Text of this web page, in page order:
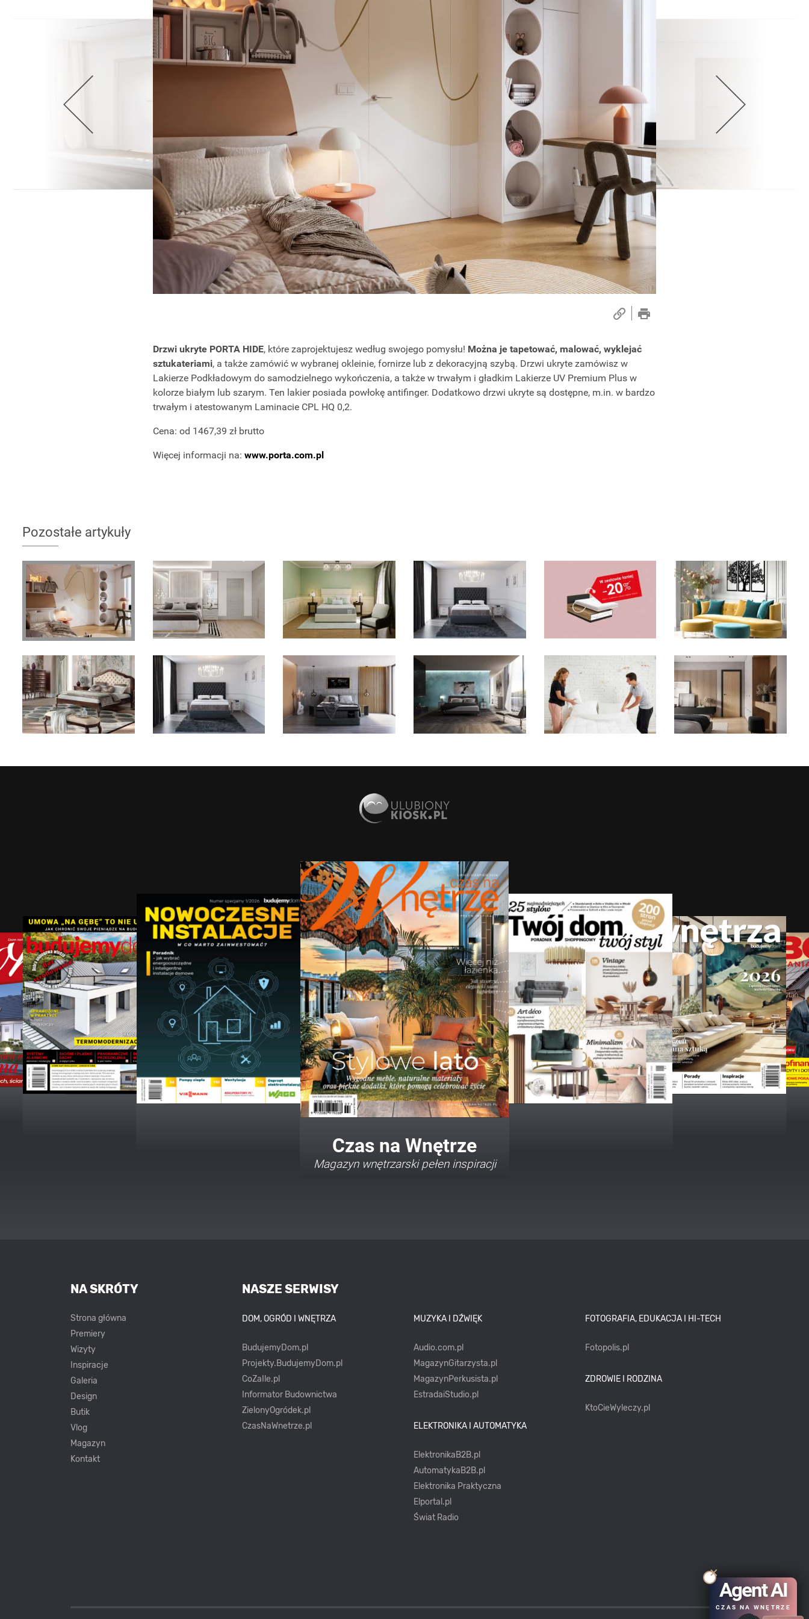
Wellnes
DIY
Drzwi ukryte PORTA HIDE, które zaprojektujesz według swojego pomysłu! Można je tapetować, malować, wyklejać
sztukateriami, a także zamówić w wybranej okleinie, fornirze lub z dekoracyjną szybą. Drzwi ukryte zamówisz w
Lakierze Podkładowym do samodzielnego wykończenia, a także w trwałym i gładkim Lakierze UV Premium Plus w
kolorze białym lub szarym. Ten lakier posiada powłokę antifinger. Dodatkowo drzwi ukryte są dostępne, m.in. w bardzo
trwałym i atestowanym Laminacie CPL HQ 0,2.
Cena: od 1467,39 zł brutto
Więcej informacji na: www.porta.com.pl
Pozostałe artykuły
Twój Dom Twój Styl
Porady i inspiracje w najmodniejszych
NASZE SERWISY
DOM, OGRÓD I WNĘTRZA
BudujemyDom.pl
Projekty.BudujemyDom.pl
CoZaIle.pl
Informator Budownictwa
ZielonyOgródek.pl
CzasNaWnetrze.pl
MUZYKA I DŹWIĘK
Audio.com.pl
MagazynGitarzysta.pl
MagazynPerkusista.pl
EstradaiStudio.pl
ELEKTRONIKA I AUTOMATYKA
ElektronikaB2B.pl
AutomatykaB2B.pl
Elektronika Praktyczna
Elportal.pl
Świat Radio
FOTOGRAFIA, EDUKACJA I HI-TECH
Fotopolis.pl
ZDROWIE I RODZINA
KtoCieWyleczy.pl
NA SKRÓTY
Strona główna
Premiery
Wizyty
Inspiracje
Galeria
Design
Butik
Vlog
Magazyn
Kontakt
Agent AI
CZAS NA WNĘTRZE